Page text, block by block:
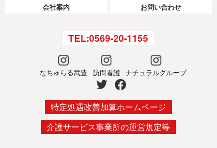
会社案内 お問い合わせ
TEL:0569-20-1155
なちゅらる武豊 訪問看護 ナチュラルグループ
特定処遇改善加算ホームページ
介護サービス事業所の運営規定等